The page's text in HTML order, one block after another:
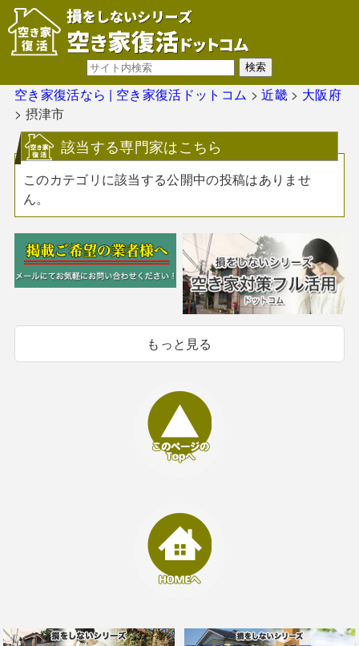
空き家復活なら | 空き家復活ドットコム >近畿> 大阪府
> 摂津市
該当する専門家はこちら
このカテゴリに該当する公開中の投稿はありませ
ん。
もっと見る